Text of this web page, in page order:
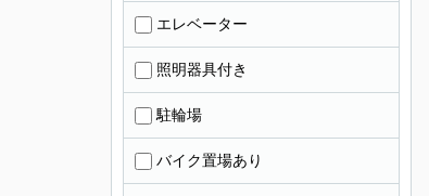
エレベーター
照明器具付き
駐輪場
バイク置場あり